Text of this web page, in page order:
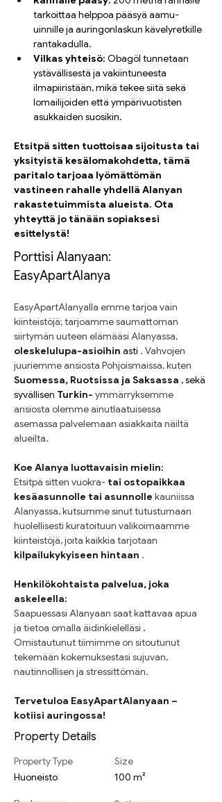
tarkoittaa helppoa pääsyä aamu-
uinnille ja auringonlaskun kävelyretkille
rantakadulla.
Vilkas yhteisö: Obagöl tunnetaan
ystävällisestä ja vakiintuneesta
ilmapiiristään, mikä tekee siitä sekä
lomailijoiden että ympärivuotisten
asukkaiden suosikin.
Etsitpä sitten tuottoisaa sijoitusta tai
yksityistä kesälomakohdetta, tämä
paritalo tarjoaa lyömättömän
vastineen rahalle yhdellä Alanyan
rakastetuimmista alueista. Ota
yhteyttä jo tänään sopiaksesi
esittelystä!
Porttisi Alanyaan:
EasyApartAlanya
EasyApartAlanyalla emme tarjoa vain
kiinteistöjä; tarjoamme saumattoman
siirtymän uuteen elämääsi Alanyassa,
oleskelulupa-asioihin asti . Vahvojen
juuriemme ansiosta Pohjoismaissa, kuten
Suomessa, Ruotsissa ja Saksassa , sekä
syvällisen Turkin- ymmärryksemme
ansiosta olemme ainutlaatuisessa
asemassa palvelemaan asiakkaita näiltä
alueilta.
Koe Alanya luottavaisin mielin:
Etsitpä sitten vuokra- tai ostopaikkaa
kesäasunnolle tai asunnolle kauniissa
Alanyassa, kutsumme sinut tutustumaan
huolellisesti kuratoituun valikoimaamme
kiinteistöjä, joita kaikkia tarjotaan
kilpailukykyiseen hintaan .
Henkilökohtaista palvelua, joka
askeleella:
Saapuessasi Alanyaan saat kattavaa apua
ja tietoa omalla äidinkielelläsi .
Omistautunut tiimimme on sitoutunut
tekemään kokemuksestasi sujuvan,
nautinnollisen ja stressittömän.
Tervetuloa EasyApartAlanyaan –
kotiisi auringossa!
Property Details
Property Type
Huoneisto
Size
100 m²